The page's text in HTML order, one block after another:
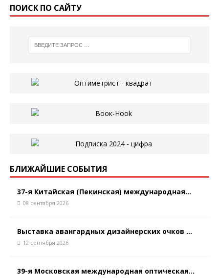
ПОИСК ПО САЙТУ
БЛИЖАЙШИЕ СОБЫТИЯ
37-я Китайская (Пекинская) международная...
08 сентября 2026
Выставка авангардных дизайнерских очков ...
12 сентября 2026
39-я Московская международная оптическая...